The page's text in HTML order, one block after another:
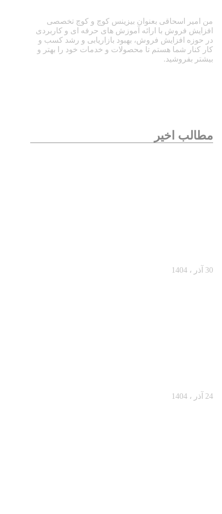
من امیر اسحاقی بعنوان بیزینس کوچ و کوچ تخصصی
افزایش فروش با ارائه آموزش های حرفه ای و کاربردی
در حوزه افزایش فروش، بهبود بازاریابی و رشد کسب و
کار کنار شما هستم تا محصولات و خدمات خود را بهتر و
بیشتر بفروشید.
مطالب اخیر
30 آذر ، 1404
24 آذر ، 1404